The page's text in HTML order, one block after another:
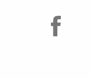
facebook